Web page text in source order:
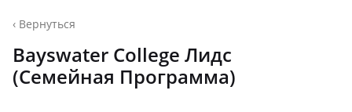
‹ Вернуться
Bayswater College Лидс
(Сeмeйная Программа)